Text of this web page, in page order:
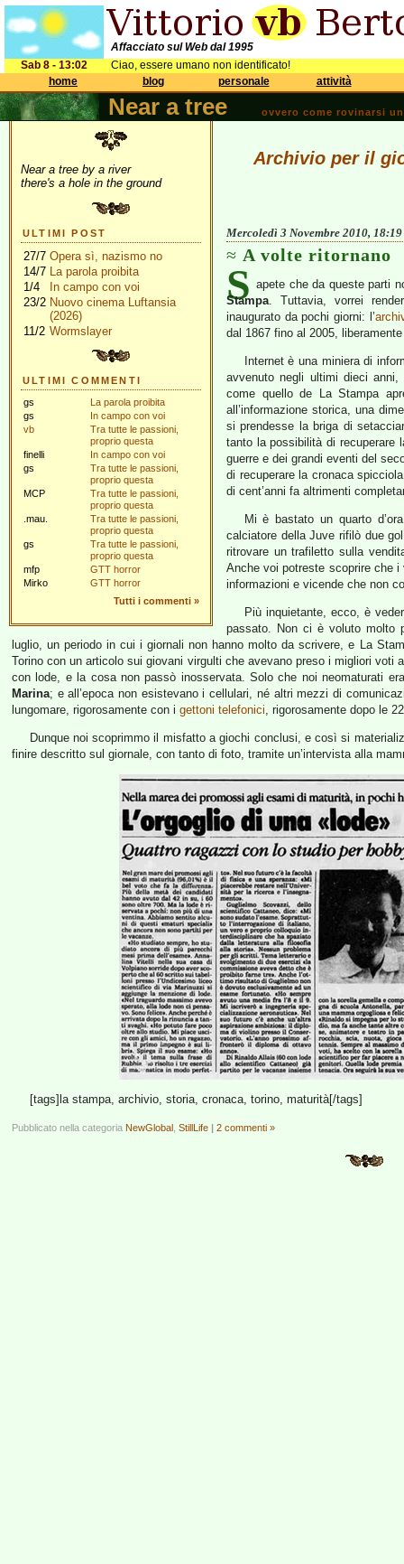
Affacciato sul Web dal 1995
Sab 8 - 13:02
Ciao, essere umano non identificato!
home
blog personale attività
Near a tree ovvero come rovinarsi
Near a tree by a river
there's a hole in the ground
ULTIMI POST
27/7 Opera sì, nazismo no
14/7 La parola proibita
1/4
In campo con voi
23/2 Nuovo cinema Luftansia
(2026)
11/2 Wormslayer
ULTIMI COMMENTI
gs
La parola proibita
gs
In campo con voi
vb
Tra tutte le passioni,
proprio questa
finelli
In campo con voi
gs
Tra tutte le passioni,
proprio questa
MCP
Tra tutte le passioni,
proprio questa
.mau.
Tra tutte le passioni,
proprio questa
gs
Tra tutte le passioni,
proprio questa
mfp
GTT horror
Mirko
GTT horror
Tutti i commenti »
Archivio per il
Mercoledì 3 Novembre 2010, 18:19
A volte ritornano
S apete che da queste parti
Stampa. Tuttavia, vorrei
inaugurato da pochi giorni: l’
dal 1867 fino al 2005,
Internet è una miniera di
avvenuto negli ultimi dieci
come quello de La Stampa
all’informazione storica, una
si prendesse la briga di
tanto la possibilità di recuperare
guerre e dei grandi eventi del
di recuperare la cronaca
di cent’anni fa altrimenti
Mi è bastato un quarto
calciatore della Juve rifilò due
ritrovare un trafiletto sulla
Anche voi potreste scoprire che
informazioni e vicende che non
Più inquietante, ecco, è
passato. Non ci è voluto molto
luglio, un periodo in cui i giornali non hanno molto da scrivere, e La
Torino con un articolo sui giovani virgulti che avevano preso i migliori voti
con lode, e la cosa non passò inosservata. Solo che noi neomaturati
Marina; e all’epoca non esistevano i cellulari, né altri mezzi di
lungomare, rigorosamente con i gettoni telefonici, rigorosamente dopo le
Dunque noi scoprimmo il misfatto a giochi conclusi, e così si
finire descritto sul giornale, con tanto di foto, tramite un’intervista alla
[tags]la stampa, archivio, storia, cronaca, torino, maturità[/tags]
Pubblicato nella categoria NewGlobal StillLife | 2 commenti »